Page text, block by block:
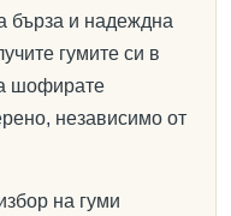
бърза и надеждна
гумите си в
шофирате
независимо от
на гуми